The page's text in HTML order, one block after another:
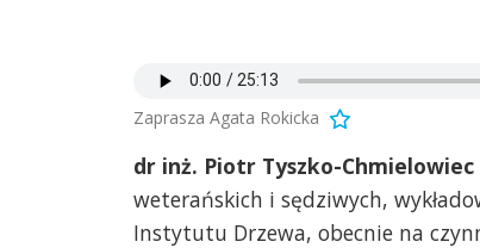
Zaprasza Agata Rokicka
dr inż. Piotr Tyszko-Chmielowiec
weterańskich i sędziwych,
Instytutu Drzewa, obecnie na